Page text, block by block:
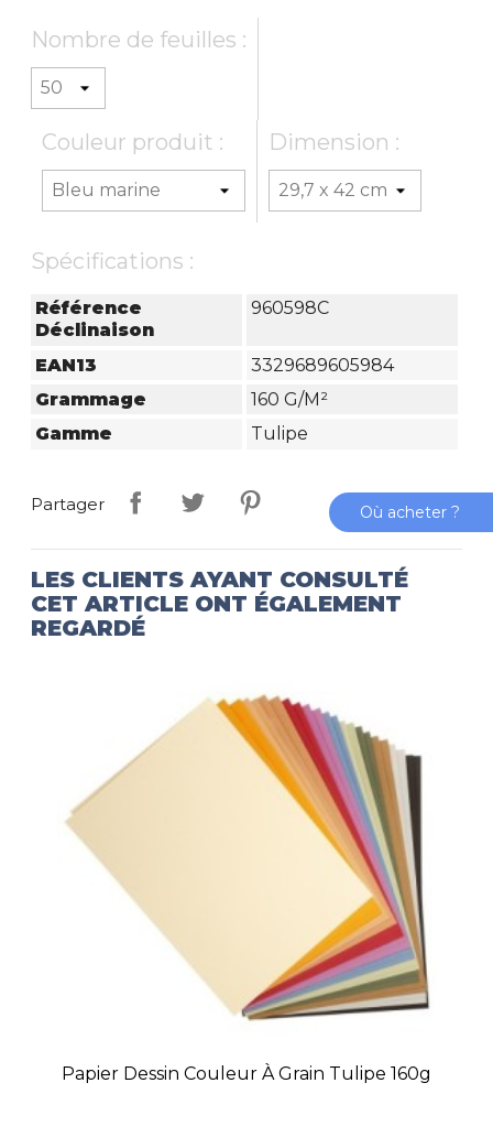
Nombre de feuilles :
Couleur produit : Dimension :
Spécifications :
Référence
Déclinaison
960598C
EAN13
3329689605984
Grammage
160 G/m²
Gamme
Tulipe
Partager
LES CLIENTS AYANT CONSULTÉ
CET ARTICLE ONT ÉGALEMENT
REGARDÉ
Papier Dessin Couleur À Grain Tulipe 160g
Où acheter ?